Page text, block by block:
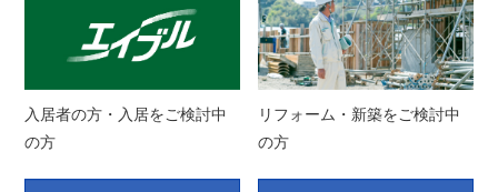
入居者の方・入居をご検討中
の方
リフォーム・新築をご検討中
の方